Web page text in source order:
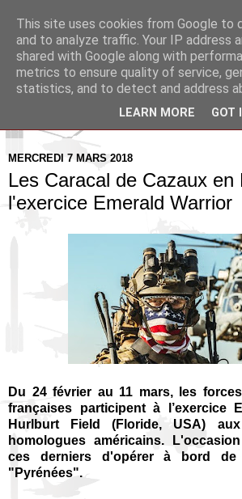
Pax Aquitania
Blog d'actualité et d'analyse stratégique
MERCREDI 7 MARS 2018
Les Caracal de Cazaux en
l'exercice Emerald Warrior
Du 24 février au 11 mars, les
françaises participent à l’exercice
Hurlburt Field (Floride, USA)
homologues américains.
ces derniers d'opérer à bord de
"Pyrénées".
This site uses cookies from Google to
and to analyze traffic. Your IP address
shared with Google along with
metrics to ensure quality of service,
statistics, and to detect and address
LEARN MORE GOT